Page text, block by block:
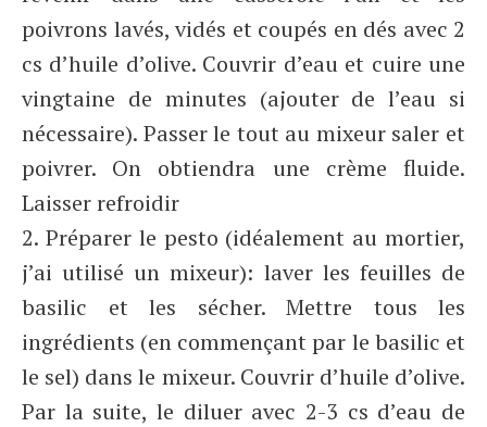
poivrons lavés, vidés et coupés en dés avec 2
cs d’huile d’olive. Couvrir d’eau et cuire une
vingtaine de minutes (ajouter de l’eau si
nécessaire). Passer le tout au mixeur saler et
poivrer. On obtiendra une crème fluide.
Laisser refroidir
2. Préparer le pesto (idéalement au mortier,
j’ai utilisé un mixeur): laver les feuilles de
basilic et les sécher. Mettre tous les
ingrédients (en commençant par le basilic et
le sel) dans le mixeur. Couvrir d’huile d’olive.
Par la suite, le diluer avec 2-3 cs d’eau de